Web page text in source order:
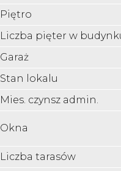
Piętro
Liczba pięter w
Garaż
Stan lokalu
Mies. czynsz admin.
Okna
Liczba tarasów